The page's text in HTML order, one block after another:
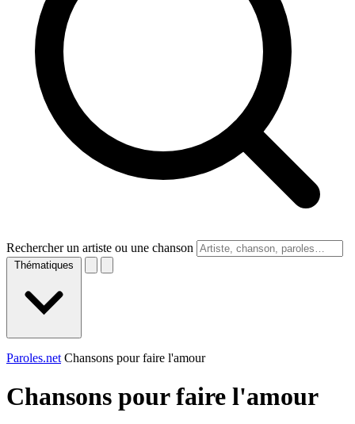
Rechercher un artiste ou une chanson
Thématiques
Paroles.net Chansons pour faire l'amour
Chansons pour faire l'amour